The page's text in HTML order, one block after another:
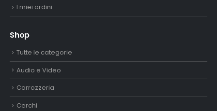
I miei ordini
Shop
Tutte le categorie
Audio e Video
Carrozzeria
Cerchi